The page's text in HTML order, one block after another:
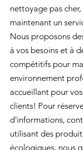
nettoyage pas
maintenant un
Nous proposons
à vos besoins et à
compétitifs pour
environnement
accueillant pour
clients! Pour
d'informations,
utilisant des
écologiques, nous